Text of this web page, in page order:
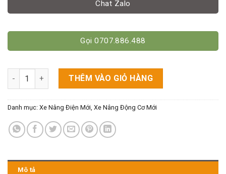
Chat Zalo
Gọi 0707.886.488
Xe Nâng Điện Hiệu Mitsubishi 1500kg Cao 4500mm số lượng
THÊM VÀO GIỎ HÀNG
Danh mục: Xe Nâng Điện Mới Xe Nâng Động Cơ Mới
Mô tả